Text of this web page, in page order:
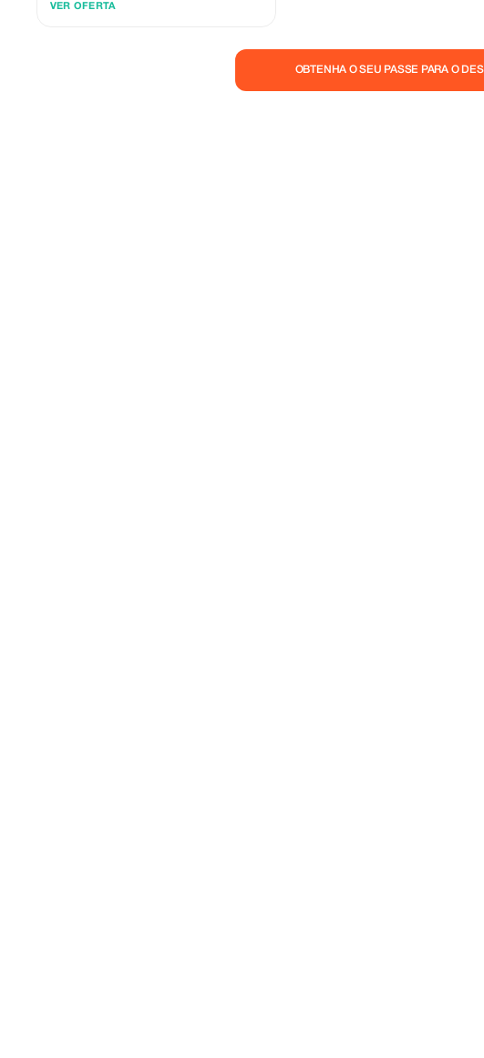
ao lado de um condutor profissional terá
VER OFERTA
OBTENHA O SEU PASSE PARA O